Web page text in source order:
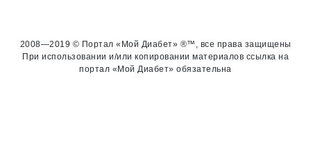
2008—2019 © Портал «Мой Диабет» ®™, все права защищены
При использовании и/или копировании материалов ссылка на
портал «Мой Диабет» обязательна